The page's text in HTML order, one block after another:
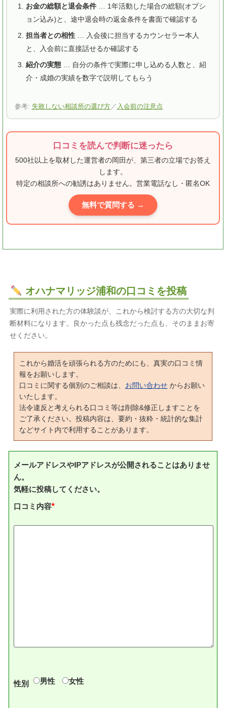
お金の総額と退会条件… 1年活動した場合の総額(オプシ
ョン込み)と、途中退会時の返金条件を書面で確認する
担当者との相性… 入会後に担当するカウンセラー本人
と、入会前に直接話せるか確認する
紹介の実態… 自分の条件で実際に申し込める人数と、紹
介・成婚の実績を数字で説明してもらう
参考: 失敗しない相談所の選び方／ 入会前の注意点
口コミを読んで判断に迷ったら
500社以上を取材した運営者の岡田が、第三者の立場でお答え
します。
特定の相談所への勧誘はありません。営業電話なし・匿名OK
無料で質問する →
オハナマリッジ浦和の口コミを投稿
実際に利用された方の体験談が、これから検討する方の大切な判
断材料になります。良かった点も残念だった点も、そのままお寄
せください。
これから婚活を頑張られる方のためにも、真実の口コミ情
報をお願いします。
口コミに関する個別のご相談は、 お問い合わせ からお願い
いたします。
法令違反と考えられる口コミ等は削除&修正しますことを
ご了承ください。投稿内容は、要約・抜粋・統計的な集計
などサイト内で利用することがあります。
メールアドレスやIPアドレスが公開されることはありませ
ん。
気軽に投稿してください。
口コミ内容*
性別 男性 女性